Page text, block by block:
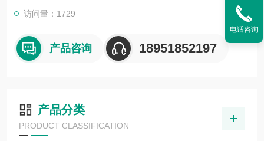
访问量：1729
产品咨询 18951852197
产品分类
PRODUCT CLASSIFICATION
电话咨询